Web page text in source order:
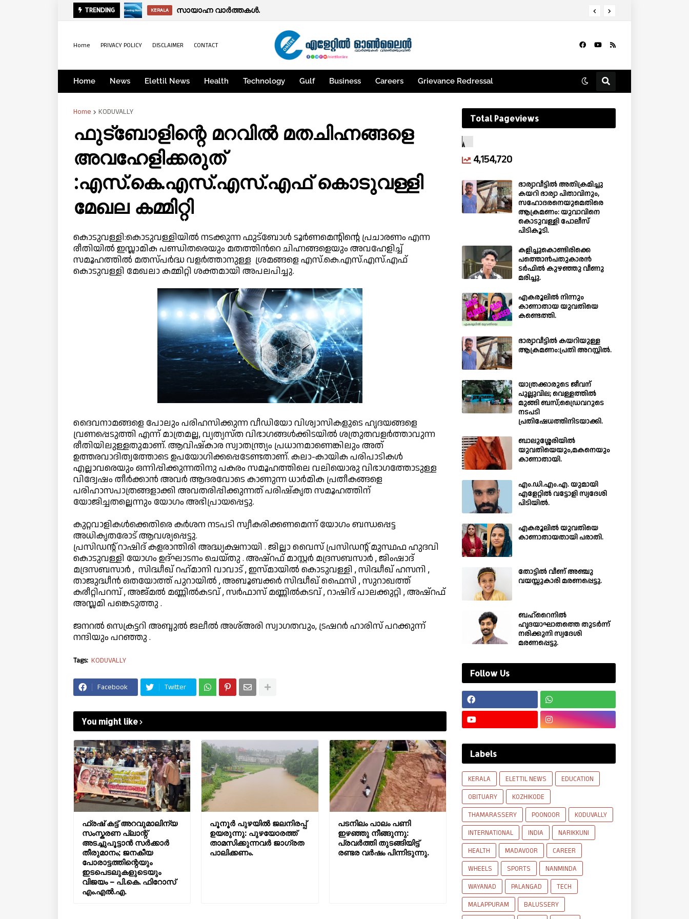
TRENDING KERALA സായാഹ്ന വാര്‍ത്തകള്‍.
KERALA ഫിറ്റ്നസിന് ഇനി 'വിയർക്കും'; വാഹനങ്ങളുടെ ഫിറ്റ്‌നസ് ടെസ്റ്റ് ഡിജിറ്റലാകുന്നു; ഈ മാസം മുതൽ ആരംഭിക്കും
Home PRIVACY POLICY DISCLAIMER CONTACT
Home News Elettil News Health Technology Gulf Business Careers Grievance Redressal
Home KODUVALLY
ഫുട്ബോളിന്റെ മറവിൽ മതചിഹ്നങ്ങളെ
അവഹേളിക്കരുത്
:എസ്.കെ.എസ്.എസ്.എഫ് കൊടുവള്ളി
മേഖല കമ്മിറ്റി
കൊടുവള്ളി:കൊടുവള്ളിയിൽ നടക്കുന്ന ഫുട്ബോൾ ടൂർണമെന്റിന്റെ പ്രചാരണം എന്ന
രീതിയിൽ ഇസ്ലാമിക പണ്ഡിതരെയും മതത്തിൻറെ ചിഹ്നങ്ങളെയും അവഹേളിച്ച്
സമൂഹത്തിൽ മതസ്പർദ്ധ വളർത്താനുള്ള ശ്രമങ്ങളെ എസ്.കെ.എസ്.എസ്.എഫ്
കൊടുവള്ളി മേഖലാ കമ്മിറ്റി ശക്തമായി അപലപിച്ചു.
ദൈവനാമങ്ങളെ പോലും പരിഹസിക്കുന്ന വീഡിയോ വിശ്വാസികളുടെ ഹൃദയങ്ങളെ
വ്രണപ്പെടുത്തി എന്ന് മാത്രമല്ല, വ്യത്യസ്ത വിഭാഗങ്ങൾക്കിടയിൽ ശത്രുതവളർത്താവുന്ന
രീതിയിലുള്ളതുമാണ്. ആവിഷ്കാര സ്വാതന്ത്ര്യം പ്രധാനമാണെങ്കിലും അത്
ഉത്തരവാദിത്വത്തോടെ ഉപയോഗിക്കപ്പെടേണ്ടതാണ്. കലാ-കായിക പരിപാടികൾ
എല്ലാവരെയും ഒന്നിപ്പിക്കുന്നതിനു പകരം സമൂഹത്തിലെ വലിയൊരു വിഭാഗത്തോടുള്ള
വിദ്വേഷം തീർക്കാൻ അവർ ആദരവോടെ കാണുന്ന ധാർമിക പ്രതീകങ്ങളെ
പരിഹാസപാത്രങ്ങളാക്കി അവതരിപ്പിക്കുന്നത് പരിഷ്കൃത സമൂഹത്തിന്
യോജിച്ചതല്ലെന്നും യോഗം അഭിപ്രായപ്പെട്ടു.
കുറ്റവാളികൾക്കെതിരെ കർശന നടപടി സ്വീകരിക്കണമെന്ന് യോഗം ബന്ധപ്പെട്ട
അധികൃതരോട് ആവശ്യപ്പെട്ടു.
പ്രസിഡന്റ് റാഷിദ് കളരാന്തിരി അദ്ധ്യക്ഷനായി . ജില്ലാ വൈസ് പ്രസിഡന്റ് മുസ്ഥഫ ഹുദവി
കൊടുവള്ളി യോഗം ഉദ്ഘാടനം ചെയ്തു . അഷ്‌റഫ് മാസ്റ്റർ മദ്രസബസാർ , ജിംഷാദ്
മദ്രസബസാർ , സിദ്ധീഖ് റഹ്‍മാനി വാവാട് , ഇസ്മായിൽ കൊടുവള്ളി , സിദ്ധീഖ് ഹസനി ,
താജുദ്ധീൻ ഒതയോത്ത് പുറായിൽ , അബൂബക്കർ സിദ്ധീഖ് ഫൈസി , സുറാഖത്ത്
കരീറ്റിപറമ്പ് , അജ്മൽ മണ്ണിൽകടവ് , സർഫാസ് മണ്ണിൽകടവ് , റാഷിദ് പാലക്കുറ്റി , അഷ്‌റഫ്
അസ്ലമി പങ്കെടുത്തു .
ജനറൽ സെക്രട്ടറി അബ്ദുൽ ജലീൽ അശ്അരി സ്വാഗതവും, ട്രഷറർ ഹാരിസ് പറക്കുന്ന്
നന്ദിയും പറഞ്ഞു .
Tags: KODUVALLY
Facebook Twitter
You might like
ഫ്രഷ് കട്ട് അറവുമാലിന്യ
സംസ്കരണ പ്ലാന്റ്
അടച്ചുപൂട്ടാൻ സർക്കാർ
തീരുമാനം; ജനകീയ
പോരാട്ടത്തിന്റെയും
ഇടപെടലുകളുടെയും
വിജയം – പി.കെ. ഫിറോസ്
എം.എൽ‍.എ.
പൂനൂർ പുഴയിൽ ജലനിരപ്പ്
ഉയരുന്നു: പുഴയോരത്ത്
താമസിക്കുന്നവർ ജാഗ്രത
പാലിക്കണം.
പടനിലം പാലം പണി
ഇഴഞ്ഞു നീങ്ങുന്നു:
പ്രവർത്തി തുടങ്ങിയിട്ട്
രണ്ടര വർഷം പിന്നിടുന്നു.
Total Pageviews
4,154,720
ഭാര്യാവീട്ടിൽ അതിക്രമിച്ചു
കയറി ഭാര്യാ പിതാവിനും,
സഹോദരനെയുമെതിരെ
ആക്രമണം: യുവാവിനെ
കൊടുവള്ളി പോലീസ്
പിടികൂടി.
കളിച്ചുകൊണ്ടിരിക്കെ
പത്തൊൻപതുകാരൻ
ടർഫിൽ കുഴഞ്ഞു വീണു
മരിച്ചു.
എകരൂലിൽ നിന്നും
കാണാതായ യുവതിയെ
കണ്ടെത്തി.
ഭാര്യാവീട്ടിൽ കയറിയുള്ള
ആക്രമണം:പ്രതി അറസ്റ്റിൽ.
യാത്രക്കാരുടെ ജീവന്
പുല്ലുവില; വെള്ളത്തിൽ
മുങ്ങി ബസ്;ഡ്രൈവറുടെ
നടപടി
പ്രതിഷേധത്തിനിടയാക്കി.
ബാലുശ്ശേരിയില്‍
യുവതിയെയും,മകനെയും
കാണാതായി.
എം.ഡി.എം.എ. യുമായി
എളേറ്റിൽ വട്ടോളി സ്വദേശി
പിടിയിൽ.
എകരൂലിൽ യുവതിയെ
കാണാതായതായി പരാതി.
തോട്ടിൽ വീണ് അഞ്ചു
വയസ്സുകാരി മരണപ്പെട്ടു.
ബഹ്‌റൈനിൽ
ഹൃദയാഘാതത്തെ തുടർന്ന്
നരിക്കുനി സ്വദേശി
മരണപ്പെട്ടു.
Follow Us
Labels
KERALA ELETTIL NEWS
EDUCATION
OBITUARY
KOZHIKODE
THAMARASSERY
POONOOR
KODUVALLY
INTERNATIONAL
INDIA
NARIKKUNI
HEALTH
MADAVOOR
CAREER
WHEELS
SPORTS
NANMINDA
WAYANAD
PALANGAD
TECH
MALAPPURAM
BALUSSERY